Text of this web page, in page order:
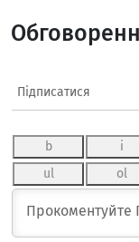
Підписатися